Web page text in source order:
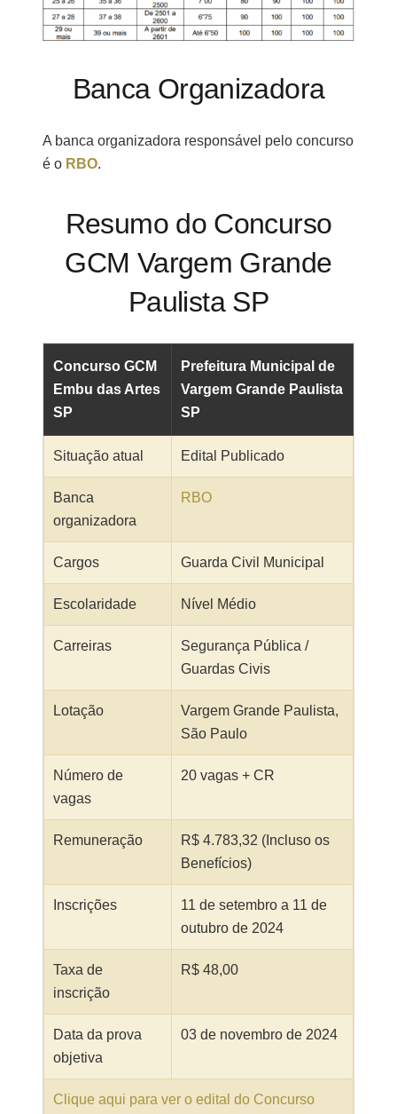
Banca Organizadora
A banca organizadora responsável pelo concurso
é o RBO.
Resumo do Concurso
GCM Vargem Grande
Paulista SP
Concurso GCM
Embu das Artes
SP
Prefeitura Municipal de
Vargem Grande Paulista
SP
Situação atual Edital Publicado
Banca
organizadora
RBO
Cargos Guarda Civil Municipal
Escolaridade Nível Médio
Carreiras
Segurança Pública /
Guardas Civis
Lotação
Vargem Grande Paulista,
São Paulo
Número de
vagas
20 vagas + CR
Remuneração
R$ 4.783,32 (Incluso os
Benefícios)
Inscrições
11 de setembro a 11 de
outubro de 2024
Taxa de
inscrição
R$ 48,00
Data da prova
objetiva
03 de novembro de 2024
Clique aqui para ver o edital do Concurso